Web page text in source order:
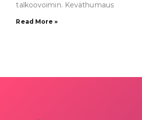
talkoovoimin. Keväthumaus
Read More »